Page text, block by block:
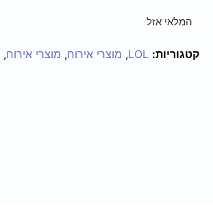
המלאי אזל
קטגוריות: LOL
, מוצרי אירוח, מוצרי אירוח,